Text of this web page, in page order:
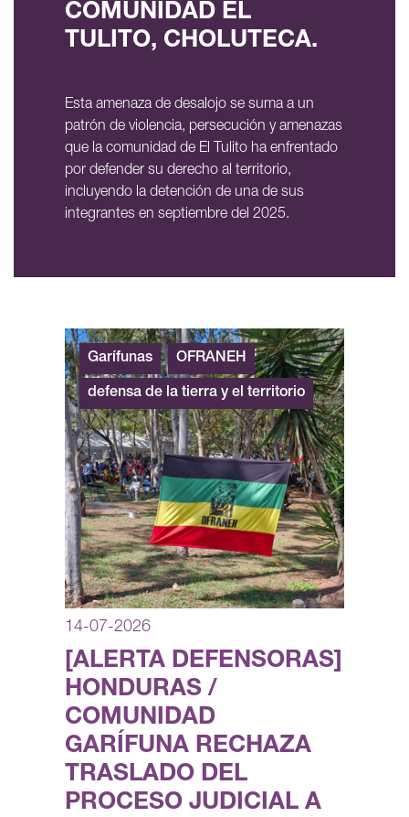
COMUNIDAD EL
TULITO, CHOLUTECA.
Esta amenaza de desalojo se suma a un
patrón de violencia, persecución y amenazas
que la comunidad de El Tulito ha enfrentado
por defender su derecho al territorio,
incluyendo la detención de una de sus
integrantes en septiembre del 2025.
Garífunas OFRANEH
defensa de la tierra y el territorio
14-07-2026
[ALERTA DEFENSORAS]
HONDURAS /
COMUNIDAD
GARÍFUNA RECHAZA
TRASLADO DEL
PROCESO JUDICIAL A